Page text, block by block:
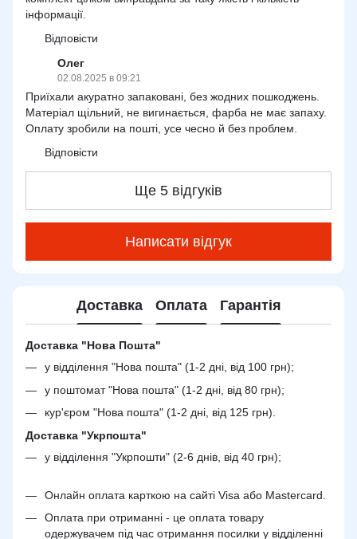
інформації.
Відповісти
Олег
02.08.2025 в 09:21
Приїхали акуратно запаковані, без жодних пошкоджень.
Матеріал щільний, не вигинається, фарба не має запаху.
Оплату зробили на пошті, усе чесно й без проблем.
Відповісти
Ще 5 відгуків
Написати відгук
Доставка Оплата Гарантія
Доставка "Нова Пошта"
у відділення "Нова пошта" (1-2 дні, від 100 грн);
у поштомат "Нова пошта" (1-2 дні, від 80 грн);
кур'єром "Нова пошта" (1-2 дні, від 125 грн).
Доставка "Укрпошта"
у відділення "Укрпошти" (2-6 днів, від 40 грн);
Онлайн оплата карткою на сайті Visa або Mastercard.
Оплата при отриманні - це оплата товару
одержувачем під час отримання посилки у відділенні